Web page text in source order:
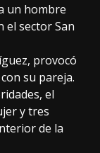
un hombre
el sector San
provocó
su pareja.
el
y tres
de la